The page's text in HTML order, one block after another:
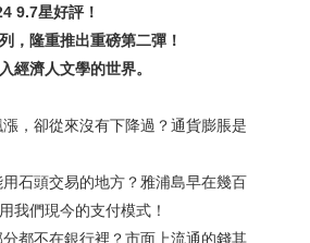
9.7星好評！
，隆重推出重磅第二彈！
經濟人文學的世界。
漲，卻從來沒有下降過？通貨膨脹是
用石頭交易的地方？雅浦島早在幾百
我們現今的支付模式！
分都不在銀行裡？市面上流通的錢其